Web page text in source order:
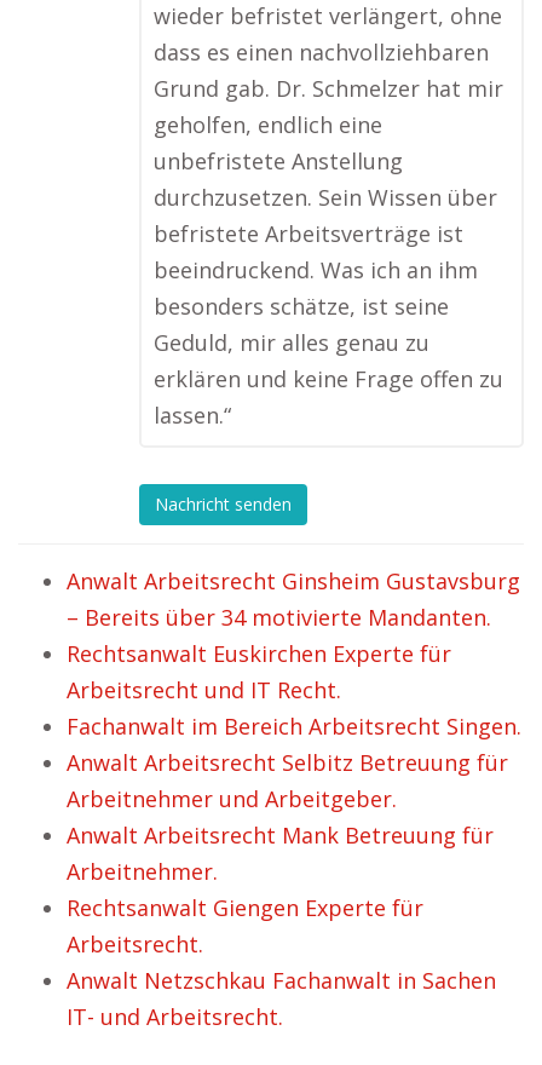
wieder befristet verlängert, ohne
dass es einen nachvollziehbaren
Grund gab. Dr. Schmelzer hat mir
geholfen, endlich eine
unbefristete Anstellung
durchzusetzen. Sein Wissen über
befristete Arbeitsverträge ist
beeindruckend. Was ich an ihm
besonders schätze, ist seine
Geduld, mir alles genau zu
erklären und keine Frage offen zu
lassen.“
Nachricht senden
Anwalt Arbeitsrecht Ginsheim Gustavsburg
– Bereits über 34 motivierte Mandanten.
Rechtsanwalt Euskirchen Experte für
Arbeitsrecht und IT Recht.
Fachanwalt im Bereich Arbeitsrecht Singen.
Anwalt Arbeitsrecht Selbitz Betreuung für
Arbeitnehmer und Arbeitgeber.
Anwalt Arbeitsrecht Mank Betreuung für
Arbeitnehmer.
Rechtsanwalt Giengen Experte für
Arbeitsrecht.
Anwalt Netzschkau Fachanwalt in Sachen
IT- und Arbeitsrecht.